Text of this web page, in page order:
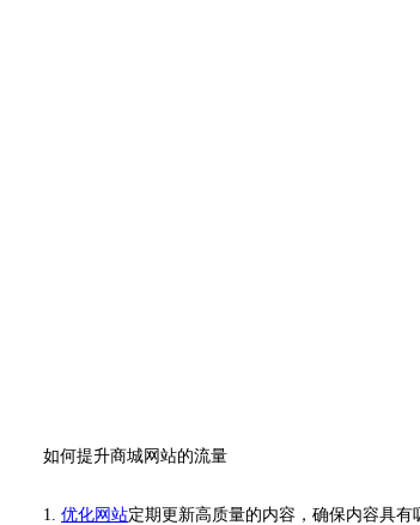
如何提升商城网站的流量
1. 优化网站定期更新高质量的内容，确保内容具有